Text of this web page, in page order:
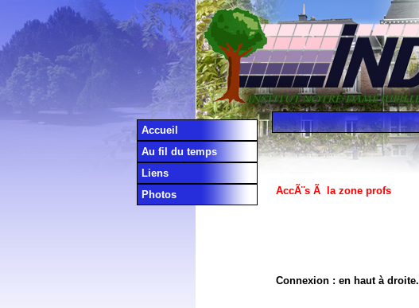
Accueil
Au fil du temps
Liens
Photos
AccÃ¨s Ã la zone profs
Connexion : en haut à droite.